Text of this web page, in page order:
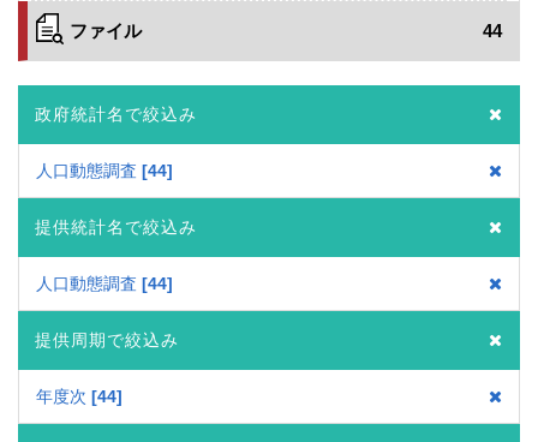
ファイル 44
政府統計名で絞込み
人口動態調査 44
提供統計名で絞込み
人口動態調査 44
提供周期で絞込み
年度次 44